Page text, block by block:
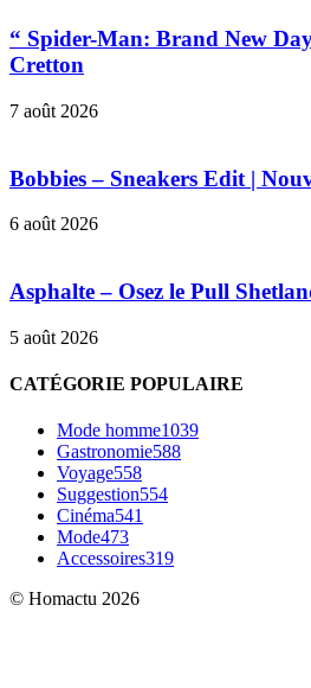
“ Spider-Man: Brand New
Cretton
7 août 2026
Bobbies – Sneakers Edit |
6 août 2026
Asphalte – Osez le Pull
5 août 2026
CATÉGORIE POPULAIRE
Mode homme1039
Gastronomie588
Voyage558
Suggestion554
Cinéma541
Mode473
Accessoires319
© Homactu 2026